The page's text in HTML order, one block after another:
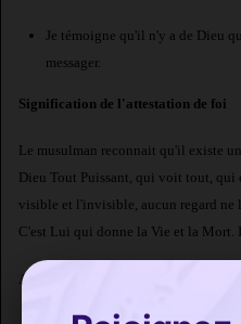
Je témoigne qu'il n'y a de Dieu
messager.
Signification de l'attestation de foi
Le musulman reconnait qu'il existe
Dieu Tout Puissant, qui voit tout,
visible et l'invisible, aucun regard ne
C'est Lui qui donne la Vie et la Mort.
Allah